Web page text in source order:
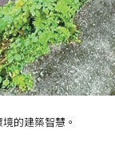
的建築智慧。